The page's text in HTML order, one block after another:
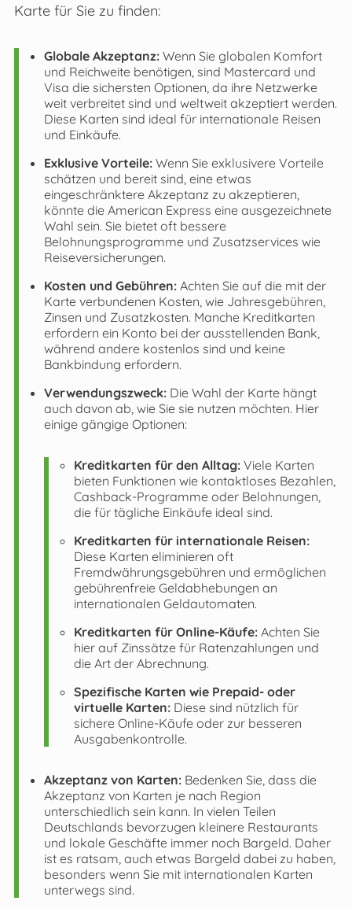
Karte für Sie zu finden:
Globale Akzeptanz:Wenn Sie globalen Komfort
und Reichweite benötigen, sind Mastercard und
Visa die sichersten Optionen, da ihre Netzwerke
weit verbreitet sind und weltweit akzeptiert werden.
Diese Karten sind ideal für internationale Reisen
und Einkäufe.
Exklusive Vorteile:Wenn Sie exklusivere Vorteile
schätzen und bereit sind, eine etwas
eingeschränktere Akzeptanz zu akzeptieren,
könnte die American Express eine ausgezeichnete
Wahl sein. Sie bietet oft bessere
Belohnungsprogramme und Zusatzservices wie
Reiseversicherungen.
Kosten und Gebühren:Achten Sie auf die mit der
Karte verbundenen Kosten, wie Jahresgebühren,
Zinsen und Zusatzkosten. Manche Kreditkarten
erfordern ein Konto bei der ausstellenden Bank,
während andere kostenlos sind und keine
Bankbindung erfordern.
Verwendungszweck:Die Wahl der Karte hängt
auch davon ab, wie Sie sie nutzen möchten. Hier
einige gängige Optionen:
Kreditkarten für den Alltag:Viele Karten
bieten Funktionen wie kontaktloses Bezahlen,
Cashback-Programme oder Belohnungen,
die für tägliche Einkäufe ideal sind.
Kreditkarten für internationale Reisen:
Diese Karten eliminieren oft
Fremdwährungsgebühren und ermöglichen
gebührenfreie Geldabhebungen an
internationalen Geldautomaten.
Kreditkarten für Online-Käufe:Achten Sie
hier auf Zinssätze für Ratenzahlungen und
die Art der Abrechnung.
Spezifische Karten wie Prepaid- oder
virtuelle Karten:Diese sind nützlich für
sichere Online-Käufe oder zur besseren
Ausgabenkontrolle.
Akzeptanz von Karten:Bedenken Sie, dass die
Akzeptanz von Karten je nach Region
unterschiedlich sein kann. In vielen Teilen
Deutschlands bevorzugen kleinere Restaurants
und lokale Geschäfte immer noch Bargeld. Daher
ist es ratsam, auch etwas Bargeld dabei zu haben,
besonders wenn Sie mit internationalen Karten
unterwegs sind.